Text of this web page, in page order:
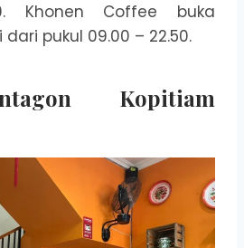
Khonen Coffee buka
pukul 09.00 – 22.50.
Kopitiam